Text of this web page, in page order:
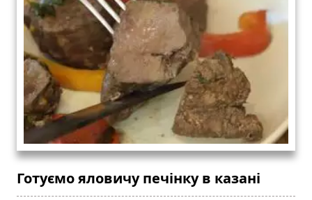
Готуємо яловичу печінку в казані